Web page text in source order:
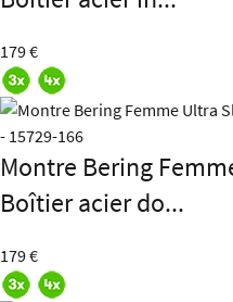
179 €
Montre Bering
Boîtier acier do...
179 €